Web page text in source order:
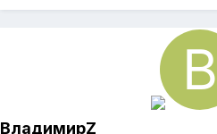
ВладимирZ